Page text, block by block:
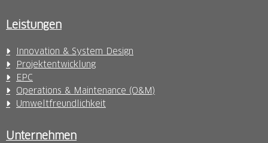
Leistungen
Innovation & System Design
Projektentwicklung
EPC
Operations & Maintenance (O&M)
Umweltfreundlichkeit
Unternehmen